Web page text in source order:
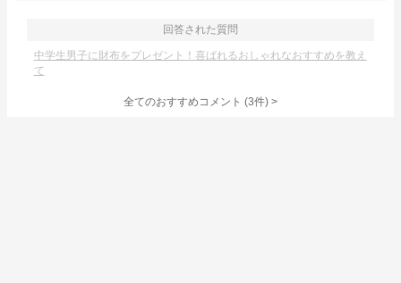
回答された質問
中学生男子に財布をプレゼント！喜ばれるおしゃれなおすすめを教え
て
全てのおすすめコメント (3件) >